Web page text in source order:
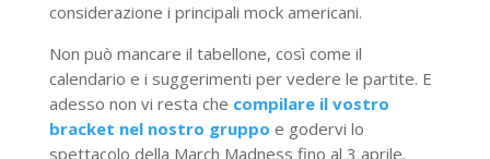
considerazione i principali mock americani.
Non può mancare il tabellone, così come il
calendario e i suggerimenti per vedere le partite. E
adesso non vi resta che compilare il vostro
bracket nel nostro gruppo e godervi lo
spettacolo della March Madness fino al 3 aprile.